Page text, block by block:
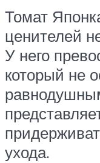
Томат
ценителей
У него
который не
ухода.